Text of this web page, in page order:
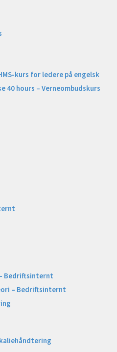
kurs for ledere på engelsk
40 hours – Verneombudskurs
Bedriftsinternt
– Bedriftsinternt